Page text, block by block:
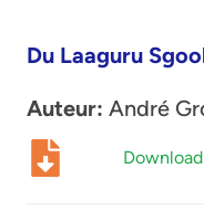
Du Laaguru
Auteur: André